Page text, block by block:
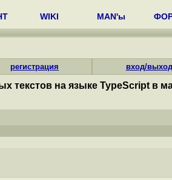
WIKI MAN'ы
регистрация вход/выход
текстов на языке TypeScript в